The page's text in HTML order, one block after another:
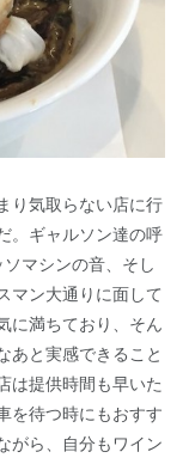
り気取らない店に行
。ギャルソン達の呼
マシンの音、そし
マン大通りに面して
に満ちており、そん
あと実感できること
は提供時間も早いた
を待つ時にもおすす
がら、自分もワイン